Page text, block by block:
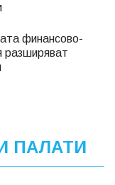
финансово-
разширяват
ПАЛАТИ